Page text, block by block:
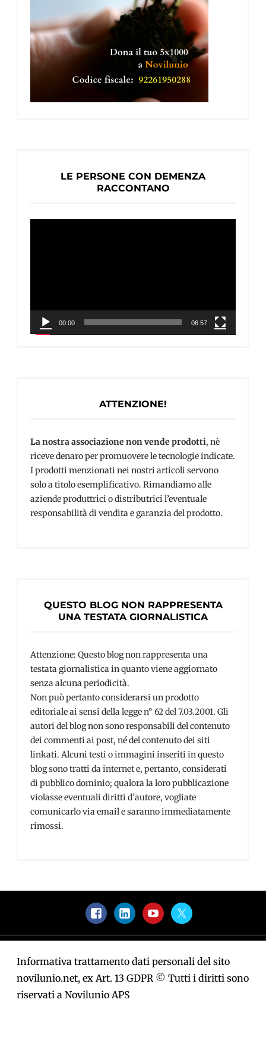
LE PERSONE CON DEMENZA
RACCONTANO
00:00 06:57
ATTENZIONE!
La nostra associazione non vende prodotti, nè
riceve denaro per promuovere le tecnologie indicate.
I prodotti menzionati nei nostri articoli servono
solo a titolo esemplificativo. Rimandiamo alle
aziende produttrici o distributrici l’eventuale
responsabilità di vendita e garanzia del prodotto.
QUESTO BLOG NON RAPPRESENTA
UNA TESTATA GIORNALISTICA
Attenzione: Questo blog non rappresenta una
testata giornalistica in quanto viene aggiornato
senza alcuna periodicità.
Non può pertanto considerarsi un prodotto
editoriale ai sensi della legge n° 62 del 7.03.2001. Gli
autori del blog non sono responsabili del contenuto
dei commenti ai post, né del contenuto dei siti
linkati. Alcuni testi o immagini inseriti in questo
blog sono tratti da internet e, pertanto, considerati
di pubblico dominio; qualora la loro pubblicazione
violasse eventuali diritti d’autore, vogliate
comunicarlo via email e saranno immediatamente
rimossi.
FacebookLinkedInYouTubeTwitter
Informativa trattamento dati personali del sito
novilunio.net, ex Art. 13 GDPR © Tutti i diritti sono
riservati a Novilunio APS